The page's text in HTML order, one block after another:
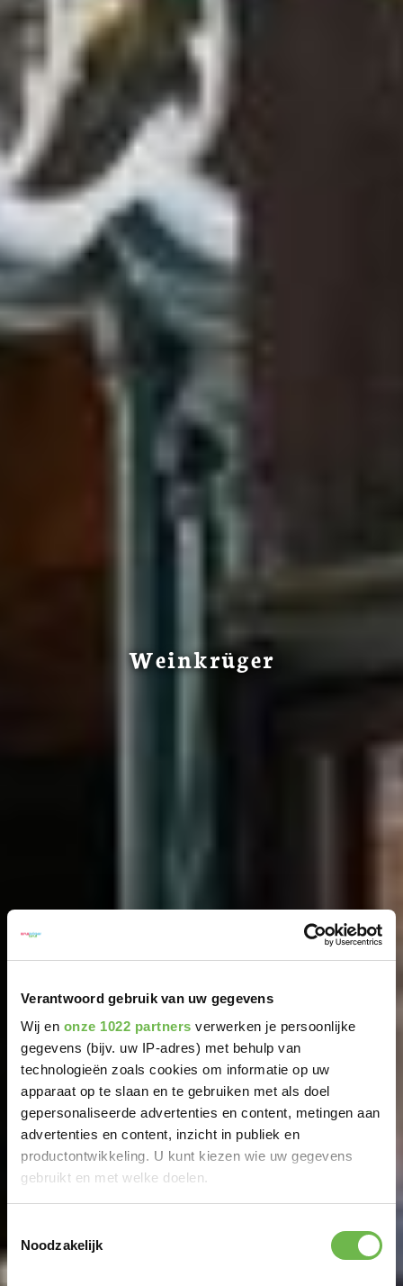
Verantwoord gebruik van uw gegevens
Wij en onze 1022 partners verwerken je persoonlijke
gegevens (bijv. uw IP-adres) met behulp van
technologieën zoals cookies om informatie op uw
apparaat op te slaan en te gebruiken met als doel
gepersonaliseerde advertenties en content, metingen aan
advertenties en content, inzicht in publiek en
productontwikkeling. U kunt kiezen wie uw gegevens
gebruikt en met welke doelen.
Informatie verzamelen over uw geografische
Noodzakelijk
Weinkrüger